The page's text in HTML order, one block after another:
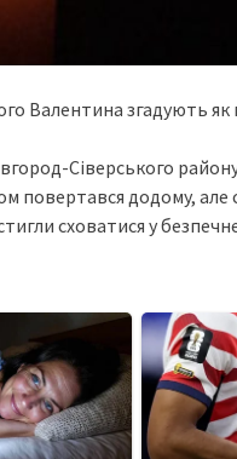
Валентина згадують
Сіверського
повертався додому,
сховатися у